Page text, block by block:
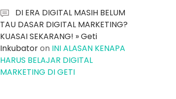
DI ERA DIGITAL MASIH BELUM
TAU DASAR DIGITAL MARKETING?
KUASAI SEKARANG! » Geti
Inkubatoron INI ALASAN KENAPA
HARUS BELAJAR DIGITAL
MARKETING DI GETI